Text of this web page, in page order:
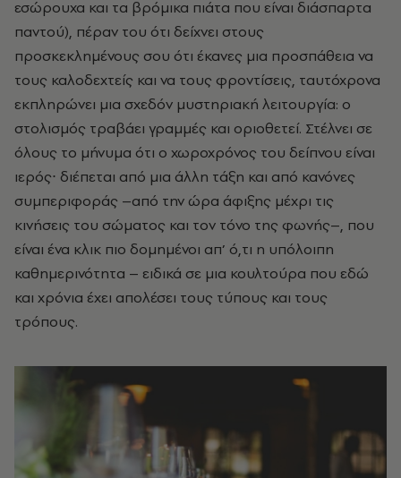
εσώρουχα και τα βρόμικα πιάτα που είναι διάσπαρτα
παντού), πέραν του ότι δείχνει στους
προσκεκλημένους σου ότι έκανες μια προσπάθεια να
τους καλοδεχτείς και να τους φροντίσεις, ταυτόχρονα
εκπληρώνει μια σχεδόν μυστηριακή λειτουργία: ο
στολισμός τραβάει γραμμές και οριοθετεί. Στέλνει σε
όλους το μήνυμα ότι ο χωροχρόνος του δείπνου είναι
ιερός∙ διέπεται από μια άλλη τάξη και από κανόνες
συμπεριφοράς –από την ώρα άφιξης μέχρι τις
κινήσεις του σώματος και τον τόνο της φωνής–, που
είναι ένα κλικ πιο δομημένοι απ’ ό,τι η υπόλοιπη
καθημερινότητα – ειδικά σε μια κουλτούρα που εδώ
και χρόνια έχει απολέσει τους τύπους και τους
τρόπους.